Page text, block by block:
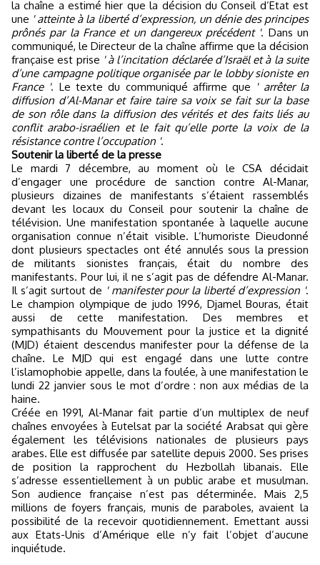
la chaîne a estimé hier que la décision du Conseil d’Etat est
une ' atteinte à la liberté d’expression, un dénie des principes
prônés par la France et un dangereux précédent '. Dans un
communiqué, le Directeur de la chaîne affirme que la décision
française est prise ' à l’incitation déclarée d’Israël et à la suite
d’une campagne politique organisée par le lobby sioniste en
France '. Le texte du communiqué affirme que ' arrêter la
diffusion d’Al-Manar et faire taire sa voix se fait sur la base
de son rôle dans la diffusion des vérités et des faits liés au
conflit arabo-israélien et le fait qu’elle porte la voix de la
résistance contre l’occupation ' .
Soutenir la liberté de la presse
Le mardi 7 décembre, au moment où le CSA décidait
d’engager une procédure de sanction contre Al-Manar,
plusieurs dizaines de manifestants s’étaient rassemblés
devant les locaux du Conseil pour soutenir la chaîne de
télévision. Une manifestation spontanée à laquelle aucune
organisation connue n’était visible. L’humoriste Dieudonné
dont plusieurs spectacles ont été annulés sous la pression
de militants sionistes français, était du nombre des
manifestants. Pour lui, il ne s’agit pas de défendre Al-Manar.
Il s’agit surtout de ' manifester pour la liberté d’expression '.
Le champion olympique de judo 1996, Djamel Bouras, était
aussi de cette manifestation. Des membres et
sympathisants du Mouvement pour la justice et la dignité
(MJD) étaient descendus manifester pour la défense de la
chaîne. Le MJD qui est engagé dans une lutte contre
l’islamophobie appelle, dans la foulée, à une manifestation le
lundi 22 janvier sous le mot d’ordre : non aux médias de la
haine.
Créée en 1991, Al-Manar fait partie d’un multiplex de neuf
chaînes envoyées à Eutelsat par la société Arabsat qui gère
également les télévisions nationales de plusieurs pays
arabes. Elle est diffusée par satellite depuis 2000. Ses prises
de position la rapprochent du Hezbollah libanais. Elle
s’adresse essentiellement à un public arabe et musulman.
Son audience française n’est pas déterminée. Mais 2,5
millions de foyers français, munis de paraboles, avaient la
possibilité de la recevoir quotidiennement. Emettant aussi
aux Etats-Unis d’Amérique elle n’y fait l’objet d’aucune
inquiétude.